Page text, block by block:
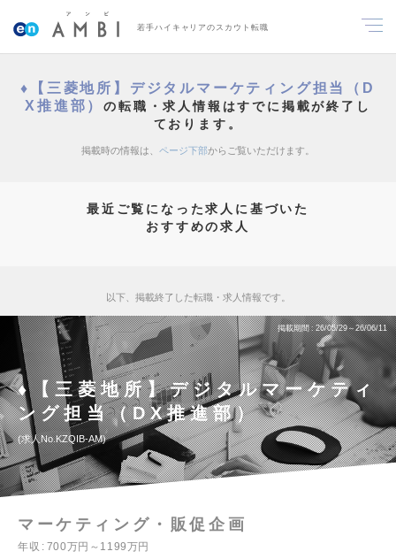
若手ハイキャリアのスカウト転職
♦【三菱地所】デジタルマーケティング担当（D
X推進部）の転職・求人情報はすでに掲載が終了し
ております。
掲載時の情報は、 ページ下部からご覧いただけます。
最近ご覧になった求人に基づいた
おすすめの求人
以下、掲載終了した転職・求人情報です。
掲載期間 26/05/29～26/06/11
♦【三菱地所】デジタルマーケティ
ング担当（DX推進部）
求人No.KZQIB-AM
マーケティング・販促企画
年収
700万円～1199万円